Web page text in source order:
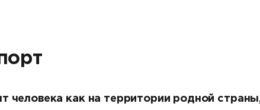
человека как на территории родной